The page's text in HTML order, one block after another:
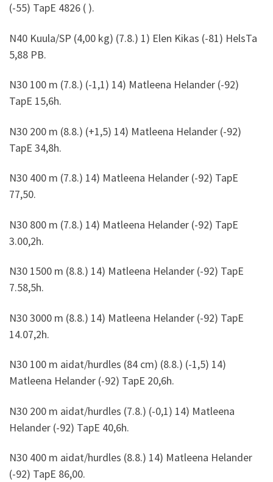
(-55) TapE 4826 ( ).
N40 Kuula/SP (4,00 kg) (7.8.) 1) Elen Kikas (-81) HelsTa
5,88 PB.
N30 100 m (7.8.) (-1,1) 14) Matleena Helander (-92)
TapE 15,6h.
N30 200 m (8.8.) (+1,5) 14) Matleena Helander (-92)
TapE 34,8h.
N30 400 m (7.8.) 14) Matleena Helander (-92) TapE
77,50.
N30 800 m (7.8.) 14) Matleena Helander (-92) TapE
3.00,2h.
N30 1500 m (8.8.) 14) Matleena Helander (-92) TapE
7.58,5h.
N30 3000 m (8.8.) 14) Matleena Helander (-92) TapE
14.07,2h.
N30 100 m aidat/hurdles (84 cm) (8.8.) (-1,5) 14)
Matleena Helander (-92) TapE 20,6h.
N30 200 m aidat/hurdles (7.8.) (-0,1) 14) Matleena
Helander (-92) TapE 40,6h.
N30 400 m aidat/hurdles (8.8.) 14) Matleena Helander
(-92) TapE 86,00.